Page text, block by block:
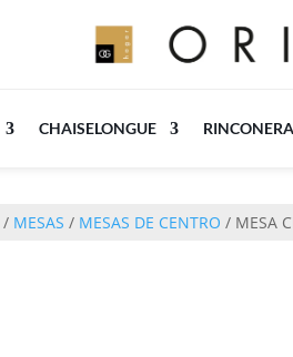
CHAISELONGUE
/ MESAS / MESAS DE CENTRO / MESA